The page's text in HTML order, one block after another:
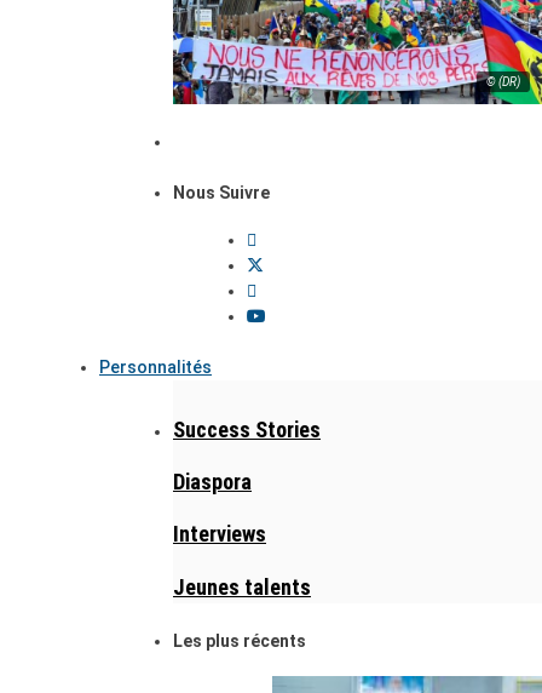
© (DR)
Nous Suivre
Personnalités
Success Stories
Diaspora
Interviews
Jeunes talents
Les plus récents